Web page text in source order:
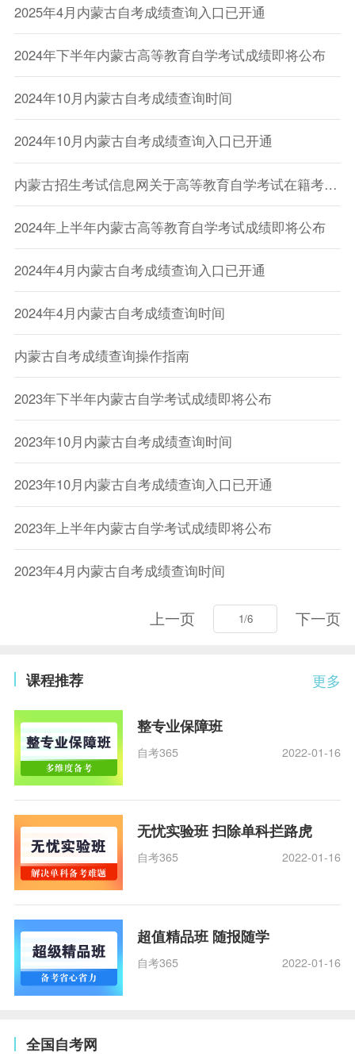
2025年4月内蒙古自考成绩查询入口已开通
2024年下半年内蒙古高等教育自学考试成绩即将公布
2024年10月内蒙古自考成绩查询时间
2024年10月内蒙古自考成绩查询入口已开通
内蒙古招生考试信息网关于高等教育自学考试在籍考生成绩查询的公告
2024年上半年内蒙古高等教育自学考试成绩即将公布
2024年4月内蒙古自考成绩查询入口已开通
2024年4月内蒙古自考成绩查询时间
内蒙古自考成绩查询操作指南
2023年下半年内蒙古自学考试成绩即将公布
2023年10月内蒙古自考成绩查询时间
2023年10月内蒙古自考成绩查询入口已开通
2023年上半年内蒙古自学考试成绩即将公布
2023年4月内蒙古自考成绩查询时间
上一页 下一页
更多
课程推荐
整专业保障班
自考365 2022-01-16
无忧实验班 扫除单科拦路虎
自考365 2022-01-16
超值精品班 随报随学
自考365 2022-01-16
全国自考网